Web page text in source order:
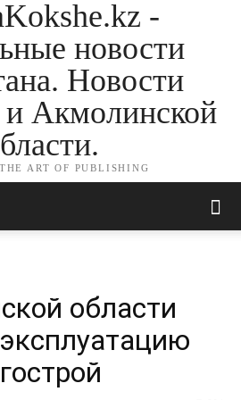
-
новости
Новости
Акмолинской
ART OF PUBLISHING
области